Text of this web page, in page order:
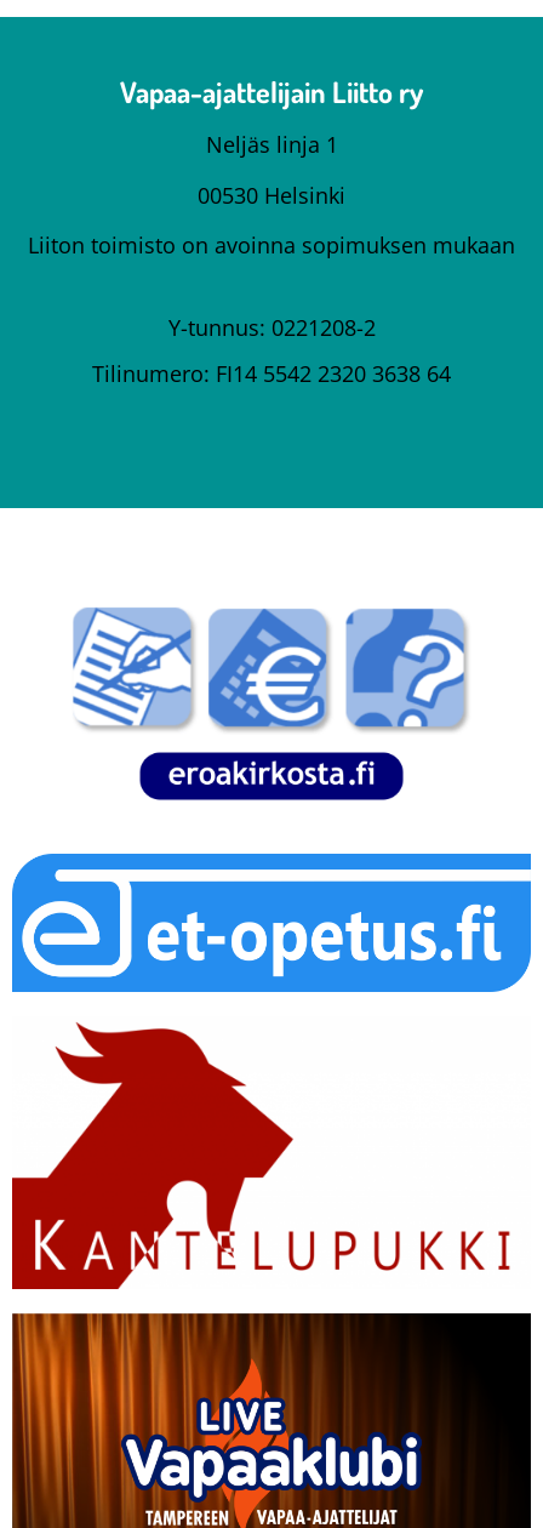
Vapaa-ajattelijain Liitto ry
Neljäs linja 1
00530 Helsinki
Liiton toimisto on avoinna sopimuksen mukaan
Y-tunnus: 0221208-2
Tilinumero: FI14 5542 2320 3638 64